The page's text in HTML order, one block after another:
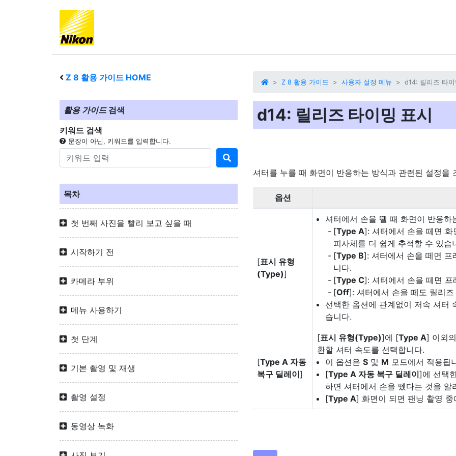
Z 8 활용 가이드 HOME
활용 가이드검색
키워드 검색
문장이 아닌, 키워드를 입력합니다.
목차
첫 번째 사진을 빨리 보고 싶을 때
시작하기 전
카메라 부위
메뉴 사용하기
첫 단계
기본 촬영 및 재생
촬영 설정
동영상 녹화
Z 8 활용 가이드 사용자 설정 메뉴 d14: 릴리즈 타
d14: 릴리즈 타이밍 표시
셔터를 누를 때 화면이 반응하는 방식과 관련된 설정을
옵션
[표시 유형
(Type)]
셔터에서 손을 뗄 때 화면이 반응하
[Type A]: 셔터에서 손을 떼면
피사체를 더 쉽게 추적할 수 있습
[Type B]: 셔터에서 손을 떼면 프
니다.
[Type C]: 셔터에서 손을 떼면 프
[Off]: 셔터에서 손을 떼도 릴리
선택한 옵션에 관계없이 저속 셔터
습니다.
[Type A 자동
복구 딜레이]
[표시 유형(Type)]에 [Type A] 이외
환할 셔터 속도를 선택합니다.
이 옵션은 S 및 M 모드에서 적용됩
[Type A 자동 복구 딜레이]에 선택
하면 셔터에서 손을 뗐다는 것을
[Type A] 화면이 되면 팬닝 촬영